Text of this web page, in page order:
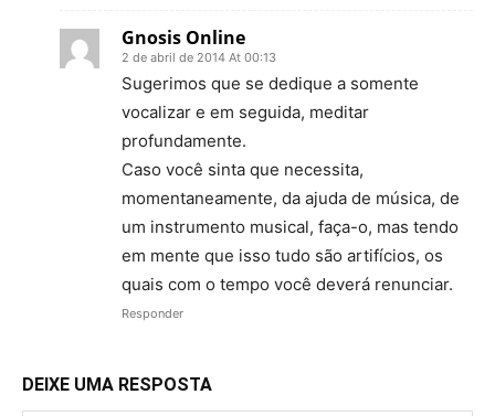
Gnosis Online
2 de abril de 2014 At 00:13
Sugerimos que se dedique a somente
vocalizar e em seguida, meditar
profundamente.
Caso você sinta que necessita,
momentaneamente, da ajuda de música, de
um instrumento musical, faça-o, mas tendo
em mente que isso tudo são artifícios, os
quais com o tempo você deverá renunciar.
Responder
DEIXE UMA RESPOSTA